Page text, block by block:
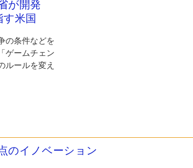
が開発
す米国
の条件などを
ゲームチェン
ルールを変え
のイノベーション